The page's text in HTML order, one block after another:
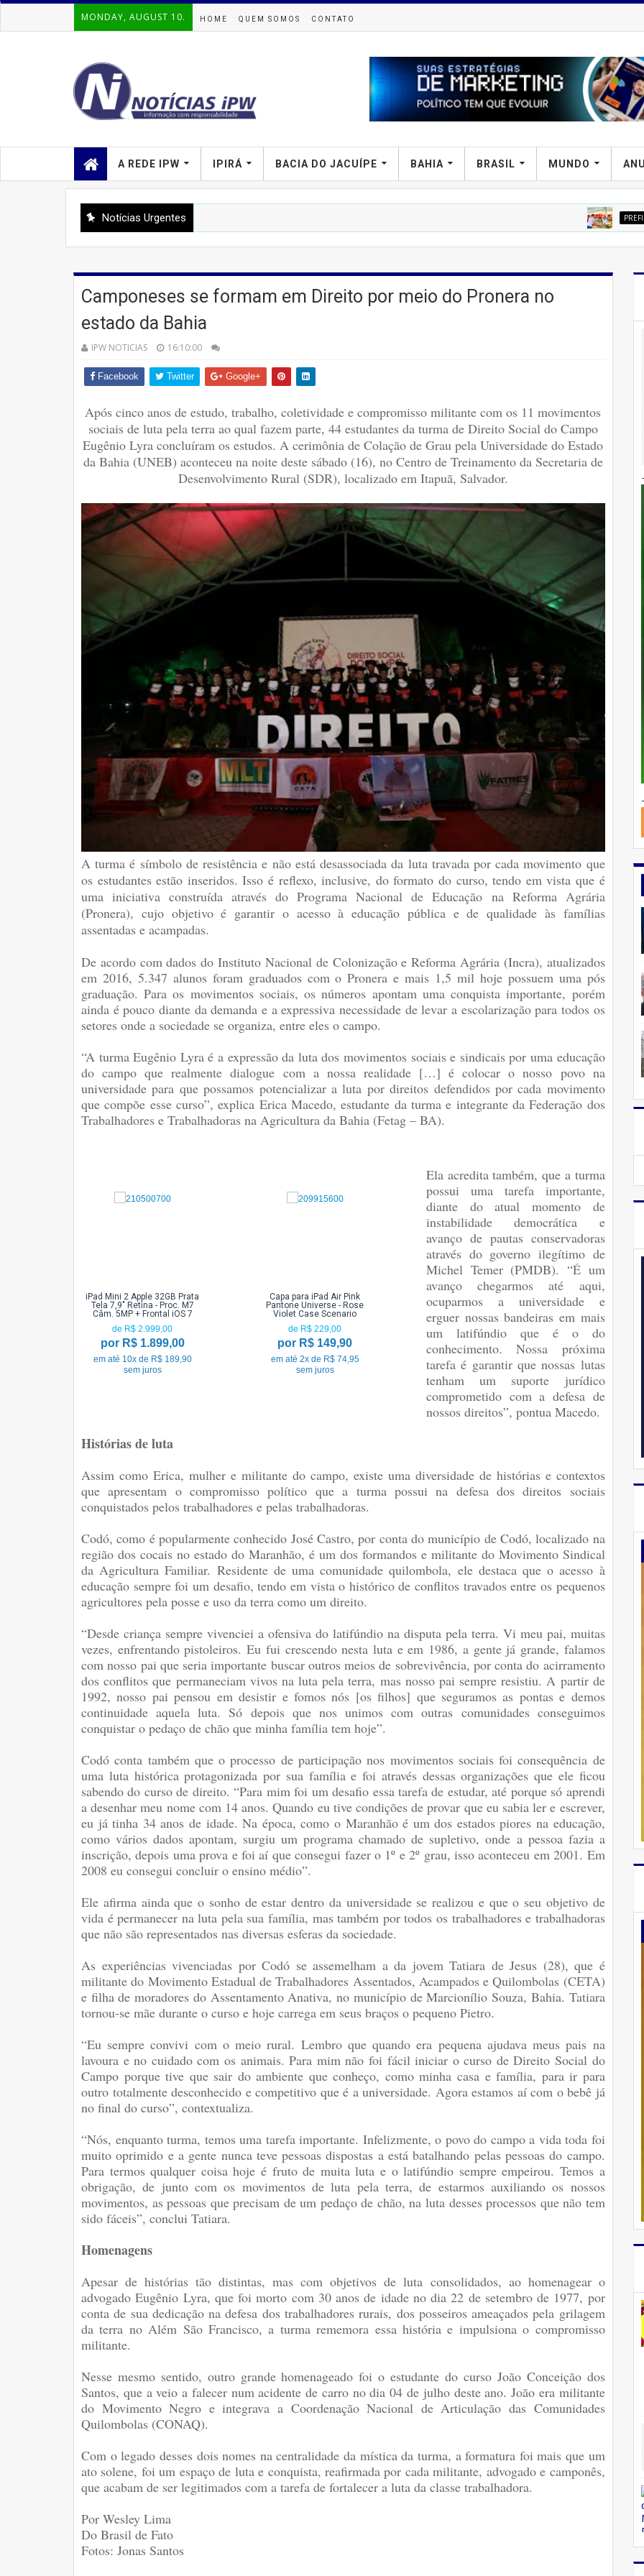
MONDAY, AUGUST 10. HOME QUEM SOMOS CONTATO
A REDE IPW IPIRÁ BACIA DO JACUÍPE BAHIA BRASIL MUNDO
Notícias Urgentes PREFIPIRÁ Tenda
Camponeses se formam em Direito por meio do Pronera no
estado da Bahia
IPW NOTICIAS 16:10:00
Facebook Twitter Google+
Após cinco anos de estudo, trabalho, coletividade e compromisso militante com os 11 movimentos
sociais de luta pela terra ao qual fazem parte, 44 estudantes da turma de Direito Social do Campo
Eugênio Lyra concluíram os estudos. A cerimônia de Colação de Grau pela Universidade do Estado
da Bahia (UNEB) aconteceu na noite deste sábado (16), no Centro de Treinamento da Secretaria de
Desenvolvimento Rural (SDR), localizado em Itapuã, Salvador.
A turma é símbolo de resistência e não está desassociada da luta travada por cada movimento que
os estudantes estão inseridos. Isso é reflexo, inclusive, do formato do curso, tendo em vista que é
uma iniciativa construída através do Programa Nacional de Educação na Reforma Agrária
(Pronera), cujo objetivo é garantir o acesso à educação pública e de qualidade às famílias
assentadas e acampadas.
De acordo com dados do Instituto Nacional de Colonização e Reforma Agrária (Incra), atualizados
em 2016, 5.347 alunos foram graduados com o Pronera e mais 1,5 mil hoje possuem uma pós
graduação. Para os movimentos sociais, os números apontam uma conquista importante, porém
ainda é pouco diante da demanda e a expressiva necessidade de levar a escolarização para todos os
setores onde a sociedade se organiza, entre eles o campo.
“A turma Eugênio Lyra é a expressão da luta dos movimentos sociais e sindicais por uma educação
do campo que realmente dialogue com a nossa realidade […] é colocar o nosso povo na
universidade para que possamos potencializar a luta por direitos defendidos por cada movimento
que compõe esse curso”, explica Erica Macedo, estudante da turma e integrante da Federação dos
Trabalhadores e Trabalhadoras na Agricultura da Bahia (Fetag – BA).
iPad Mini 2 Apple 32GB Prata
Tela 7,9" Retina - Proc. M7
Câm. 5MP + Frontal iOS 7
de R$ 2.999,00
por R$ 1.899,00
em até 10x de R$ 189,90
sem juros
Capa para iPad Air Pink
Pantone Universe - Rose
Violet Case Scenario
de R$ 229,00
por R$ 149,90
em até 2x de R$ 74,95
sem juros
Ela acredita também, que a turma
possui uma tarefa importante,
diante do atual momento de
instabilidade democrática e
avanço de pautas conservadoras
através do governo ilegítimo de
Michel Temer (PMDB). “É um
avanço chegarmos até aqui,
ocuparmos a universidade e
erguer nossas bandeiras em mais
um latifúndio que é o do
conhecimento. Nossa próxima
tarefa é garantir que nossas lutas
tenham um suporte jurídico
comprometido com a defesa de
nossos direitos”, pontua Macedo.
Histórias de luta
Assim como Erica, mulher e militante do campo, existe uma diversidade de histórias e contextos
que apresentam o compromisso político que a turma possui na defesa dos direitos sociais
conquistados pelos trabalhadores e pelas trabalhadoras.
Codó, como é popularmente conhecido José Castro, por conta do município de Codó, localizado na
região dos cocais no estado do Maranhão, é um dos formandos e militante do Movimento Sindical
da Agricultura Familiar. Residente de uma comunidade quilombola, ele destaca que o acesso à
educação sempre foi um desafio, tendo em vista o histórico de conflitos travados entre os pequenos
agricultores pela posse e uso da terra como um direito.
“Desde criança sempre vivenciei a ofensiva do latifúndio na disputa pela terra. Vi meu pai, muitas
vezes, enfrentando pistoleiros. Eu fui crescendo nesta luta e em 1986, a gente já grande, falamos
com nosso pai que seria importante buscar outros meios de sobrevivência, por conta do acirramento
dos conflitos que permaneciam vivos na luta pela terra, mas nosso pai sempre resistiu. A partir de
1992, nosso pai pensou em desistir e fomos nós [os filhos] que seguramos as pontas e demos
continuidade aquela luta. Só depois que nos unimos com outras comunidades conseguimos
conquistar o pedaço de chão que minha família tem hoje”.
Codó conta também que o processo de participação nos movimentos sociais foi consequência de
uma luta histórica protagonizada por sua família e foi através dessas organizações que ele ficou
sabendo do curso de direito. “Para mim foi um desafio essa tarefa de estudar, até porque só aprendi
a desenhar meu nome com 14 anos. Quando eu tive condições de provar que eu sabia ler e escrever,
eu já tinha 34 anos de idade. Na época, como o Maranhão é um dos estados piores na educação,
como vários dados apontam, surgiu um programa chamado de supletivo, onde a pessoa fazia a
inscrição, depois uma prova e foi aí que consegui fazer o 1º e 2º grau, isso aconteceu em 2001. Em
2008 eu consegui concluir o ensino médio”.
Ele afirma ainda que o sonho de estar dentro da universidade se realizou e que o seu objetivo de
vida é permanecer na luta pela sua família, mas também por todos os trabalhadores e trabalhadoras
que não são representados nas diversas esferas da sociedade.
As experiências vivenciadas por Codó se assemelham a da jovem Tatiara de Jesus (28), que é
militante do Movimento Estadual de Trabalhadores Assentados, Acampados e Quilombolas (CETA)
e filha de moradores do Assentamento Anativa, no município de Marcionílio Souza, Bahia. Tatiara
tornou-se mãe durante o curso e hoje carrega em seus braços o pequeno Pietro.
“Eu sempre convivi com o meio rural. Lembro que quando era pequena ajudava meus pais na
lavoura e no cuidado com os animais. Para mim não foi fácil iniciar o curso de Direito Social do
Campo porque tive que sair do ambiente que conheço, como minha casa e família, para ir para
outro totalmente desconhecido e competitivo que é a universidade. Agora estamos aí com o bebê já
no final do curso”, contextualiza.
“Nós, enquanto turma, temos uma tarefa importante. Infelizmente, o povo do campo a vida toda foi
muito oprimido e a gente nunca teve pessoas dispostas a está batalhando pelas pessoas do campo.
Para termos qualquer coisa hoje é fruto de muita luta e o latifúndio sempre empeirou. Temos a
obrigação, de junto com os movimentos de luta pela terra, de estarmos auxiliando os nossos
movimentos, as pessoas que precisam de um pedaço de chão, na luta desses processos que não tem
sido fáceis”, conclui Tatiara.
Homenagens
Apesar de histórias tão distintas, mas com objetivos de luta consolidados, ao homenagear o
advogado Eugênio Lyra, que foi morto com 30 anos de idade no dia 22 de setembro de 1977, por
conta de sua dedicação na defesa dos trabalhadores rurais, dos posseiros ameaçados pela grilagem
da terra no Além São Francisco, a turma rememora essa história e impulsiona o compromisso
militante.
Nesse mesmo sentido, outro grande homenageado foi o estudante do curso João Conceição dos
Santos, que a veio a falecer num acidente de carro no dia 04 de julho deste ano. João era militante
do Movimento Negro e integrava a Coordenação Nacional de Articulação das Comunidades
Quilombolas (CONAQ).
Com o legado desses dois nomes na centralidade da mística da turma, a formatura foi mais que um
ato solene, foi um espaço de luta e conquista, reafirmada por cada militante, advogado e camponês,
que acabam de ser legitimados com a tarefa de fortalecer a luta da classe trabalhadora.
Por Wesley Lima
Do Brasil de Fato
Fotos: Jonas Santos